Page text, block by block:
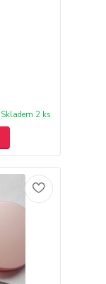
Skladem 2 ks